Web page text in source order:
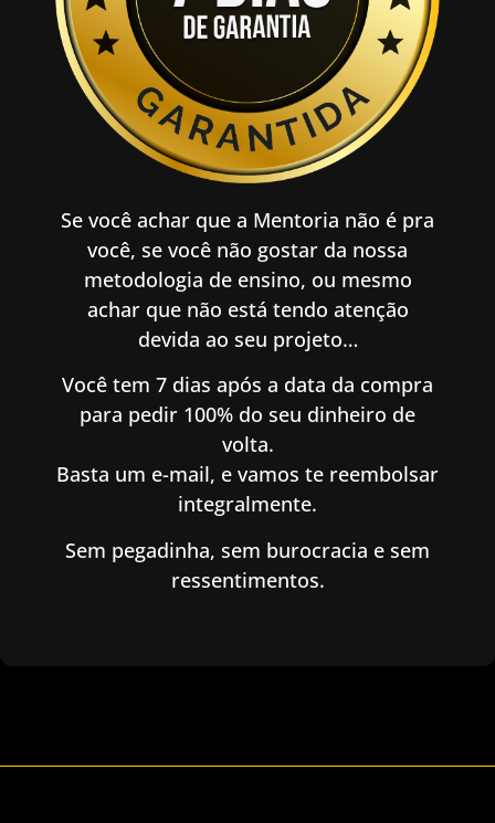
Se você achar que a Mentoria não é pra
você, se você não gostar da nossa
metodologia de ensino, ou mesmo
achar que não está tendo atenção
devida ao seu projeto…
Você tem 7 dias após a data da compra
para pedir 100% do seu dinheiro de
volta.
Basta um e-mail, e vamos te reembolsar
integralmente.
Sem pegadinha, sem burocracia e sem
ressentimentos.